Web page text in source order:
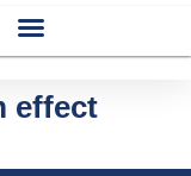
effect